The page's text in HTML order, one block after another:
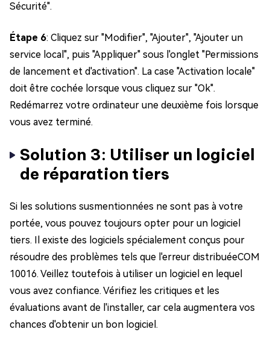
Sécurité".
Étape 6: Cliquez sur "Modifier", "Ajouter", "Ajouter un
service local", puis "Appliquer" sous l'onglet "Permissions
de lancement et d'activation". La case "Activation locale"
doit être cochée lorsque vous cliquez sur "Ok".
Redémarrez votre ordinateur une deuxième fois lorsque
vous avez terminé.
Solution 3: Utiliser un logiciel
de réparation tiers
Si les solutions susmentionnées ne sont pas à votre
portée, vous pouvez toujours opter pour un logiciel
tiers. Il existe des logiciels spécialement conçus pour
résoudre des problèmes tels que l'erreur distribuéeCOM
10016. Veillez toutefois à utiliser un logiciel en lequel
vous avez confiance. Vérifiez les critiques et les
évaluations avant de l'installer, car cela augmentera vos
chances d'obtenir un bon logiciel.